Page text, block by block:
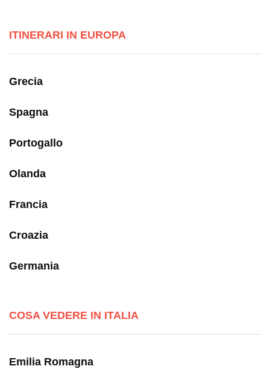
ITINERARI IN EUROPA
Grecia
Spagna
Portogallo
Olanda
Francia
Croazia
Germania
COSA VEDERE IN ITALIA
Emilia Romagna